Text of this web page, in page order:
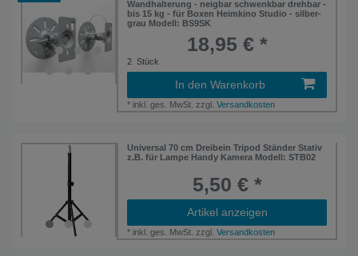
Wandhalterung - neigbar schwenkbar drehbar -
bis 15 kg - für Boxen Heimkino Studio - silber-
grau Modell: BS9SK
18,95 € *
2 Stück
In den Warenkorb
* inkl. ges. MwSt. zzgl.Versandkosten
Universal 70 cm Dreibein Tripod Ständer Stativ
z.B. für Lampe Handy Kamera Modell: STB02
5,50 € *
Artikel anzeigen
* inkl. ges. MwSt. zzgl.Versandkosten